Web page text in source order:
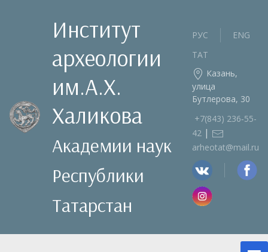
Институт
археологии
им.А.Х.
Халикова
Академии наук
Республики
Татарстан
РУС
ENG
ТАТ
Казань,
улица
Бутлерова, 30
+7(843) 236‑55-
42 |
arheotat@mail.ru